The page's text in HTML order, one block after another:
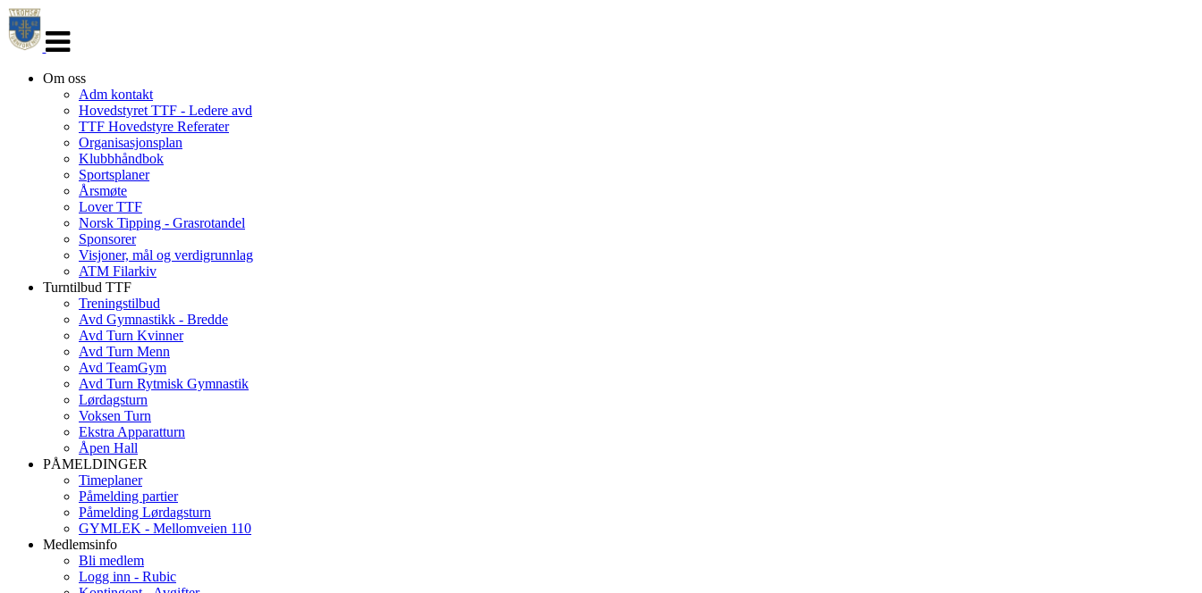
navigasjon
Om oss
Adm kontakt
Hovedstyret TTF - Ledere avd
TTF Hovedstyre Referater
Organisasjonsplan
Klubbhåndbok
Sportsplaner
Årsmøte
Lover TTF
Norsk Tipping - Grasrotandel
Sponsorer
Visjoner, mål og verdigrunnlag
ATM Filarkiv
Turntilbud TTF
Treningstilbud
Avd Gymnastikk - Bredde
Avd Turn Kvinner
Avd Turn Menn
Avd TeamGym
Avd Turn Rytmisk Gymnastik
Lørdagsturn
Voksen Turn
Ekstra Apparatturn
Åpen Hall
PÅMELDINGER
Timeplaner
Påmelding partier
Påmelding Lørdagsturn
GYMLEK - Mellomveien 110
Medlemsinfo
Bli medlem
Logg inn - Rubic